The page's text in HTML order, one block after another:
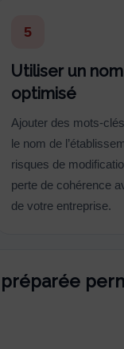
5
Utiliser un
optimisé
Ajouter des mots-
le nom de
risques de
perte de cohérence
de votre entreprise.
préparée